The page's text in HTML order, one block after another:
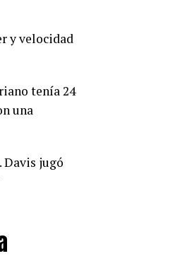
y velocidad
tenía 24
una
Davis jugó